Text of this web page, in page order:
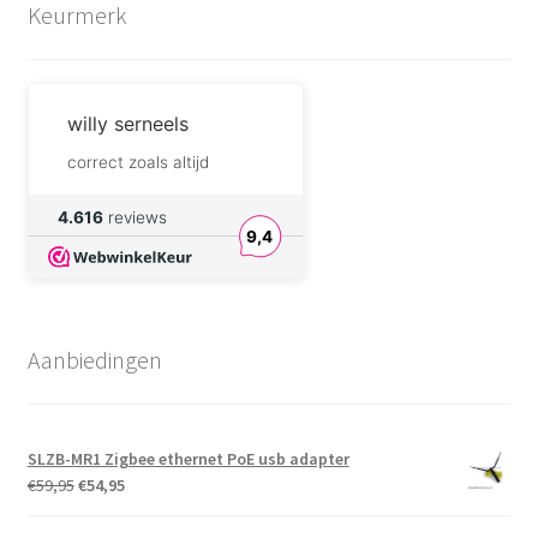
Keurmerk
willy serneels
correct zoals altijd
I will definitely buy
components from their
Fijne producten, en aan
Snelle levering, en een
goede verpakking.
4.616 reviews
9,4
Aanbiedingen
SLZB-MR1 Zigbee ethernet PoE usb adapter
€59,95Oorspronkelijke
€54,95Huidige